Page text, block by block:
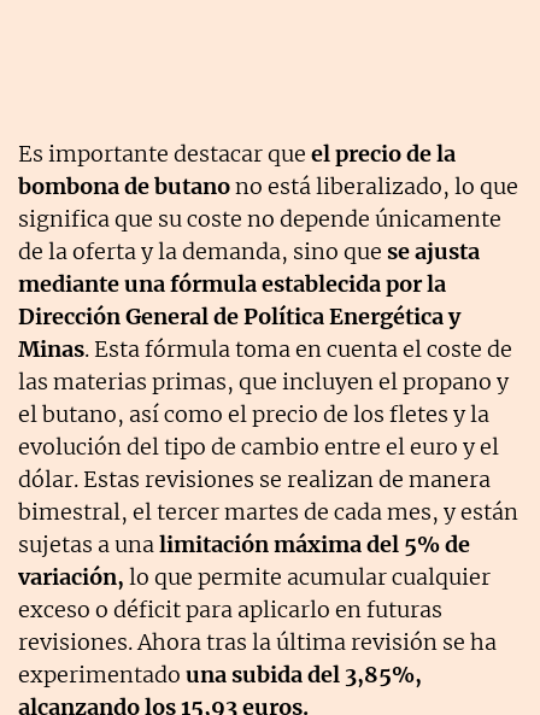
Es importante destacar que el precio de la
bombona de butanono está liberalizado, lo que
significa que su coste no depende únicamente
de la oferta y la demanda, sino que se ajusta
mediante una fórmula establecida por la
Dirección General de Política Energética y
Minas. Esta fórmula toma en cuenta el coste de
las materias primas, que incluyen el propano y
el butano, así como el precio de los fletes y la
evolución del tipo de cambio entre el euro y el
dólar. Estas revisiones se realizan de manera
bimestral, el tercer martes de cada mes, y están
sujetas a unalimitación máxima del 5% de
variación, lo que permite acumular cualquier
exceso o déficit para aplicarlo en futuras
revisiones. Ahora tras la última revisión se ha
experimentado una subida del 3,85%,
alcanzando los 15,93 euros.